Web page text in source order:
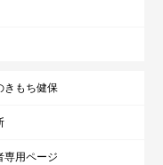
きもち健保
専用ページ